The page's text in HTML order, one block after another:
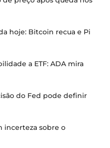
hoje: Bitcoin recua e Pi
a ETF: ADA mira
do Fed pode definir
incerteza sobre o